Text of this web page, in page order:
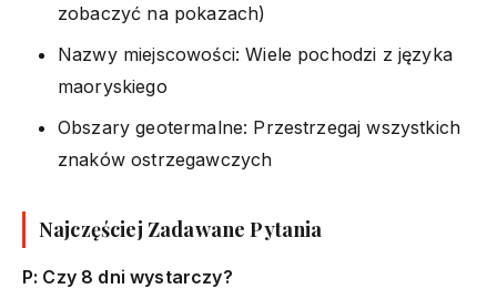
zobaczyć na pokazach)
Nazwy miejscowości: Wiele pochodzi z języka
maoryskiego
Obszary geotermalne: Przestrzegaj wszystkich
znaków ostrzegawczych
Najczęściej Zadawane Pytania
P: Czy 8 dni wystarczy?